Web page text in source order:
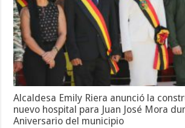
Alcaldesa Emily Riera anunció la
nuevo hospital para Juan José Mora
Aniversario del municipio